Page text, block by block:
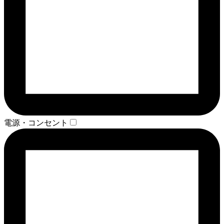
電源・コンセント